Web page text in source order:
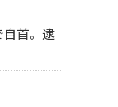
首。逮